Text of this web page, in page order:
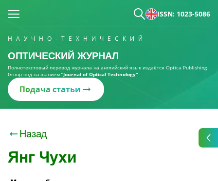
ISSN: 1023-5086
НАУЧНО-ТЕХНИЧЕСКИЙ
ОПТИЧЕСКИЙ ЖУРНАЛ
Полнотекстовый перевод журнала на английский язык издаётся Optica Publishing
Group под названием “Journal of Optical Technology“
Подача статьи
Назад
Янг Чухи